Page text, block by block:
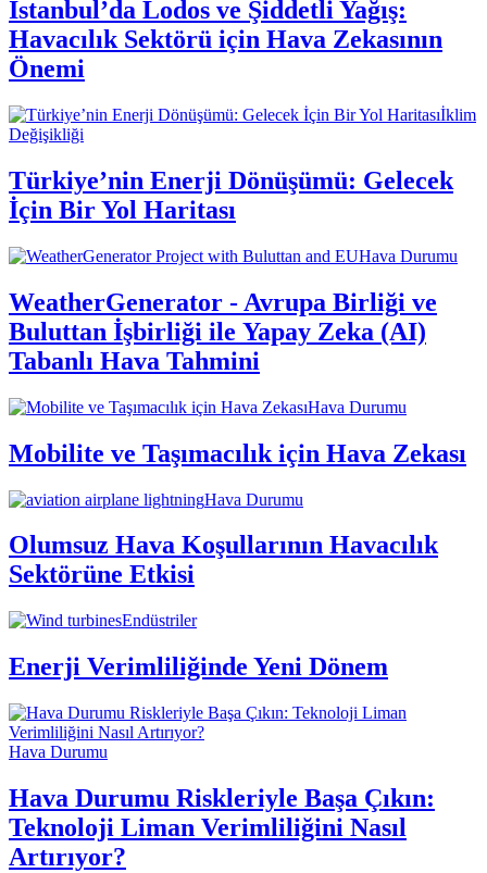
İstanbul’da Lodos ve Şiddetli Yağış:
Havacılık Sektörü için Hava Zekasının
Önemi
İklim
Değişikliği
Türkiye’nin Enerji Dönüşümü: Gelecek
İçin Bir Yol Haritası
Hava Durumu
WeatherGenerator - Avrupa Birliği ve
Buluttan İşbirliği ile Yapay Zeka (AI)
Tabanlı Hava Tahmini
Hava Durumu
Mobilite ve Taşımacılık için Hava Zekası
Hava Durumu
Olumsuz Hava Koşullarının Havacılık
Sektörüne Etkisi
Endüstriler
Enerji Verimliliğinde Yeni Dönem
Hava Durumu
Hava Durumu Riskleriyle Başa Çıkın:
Teknoloji Liman Verimliliğini Nasıl
Artırıyor?